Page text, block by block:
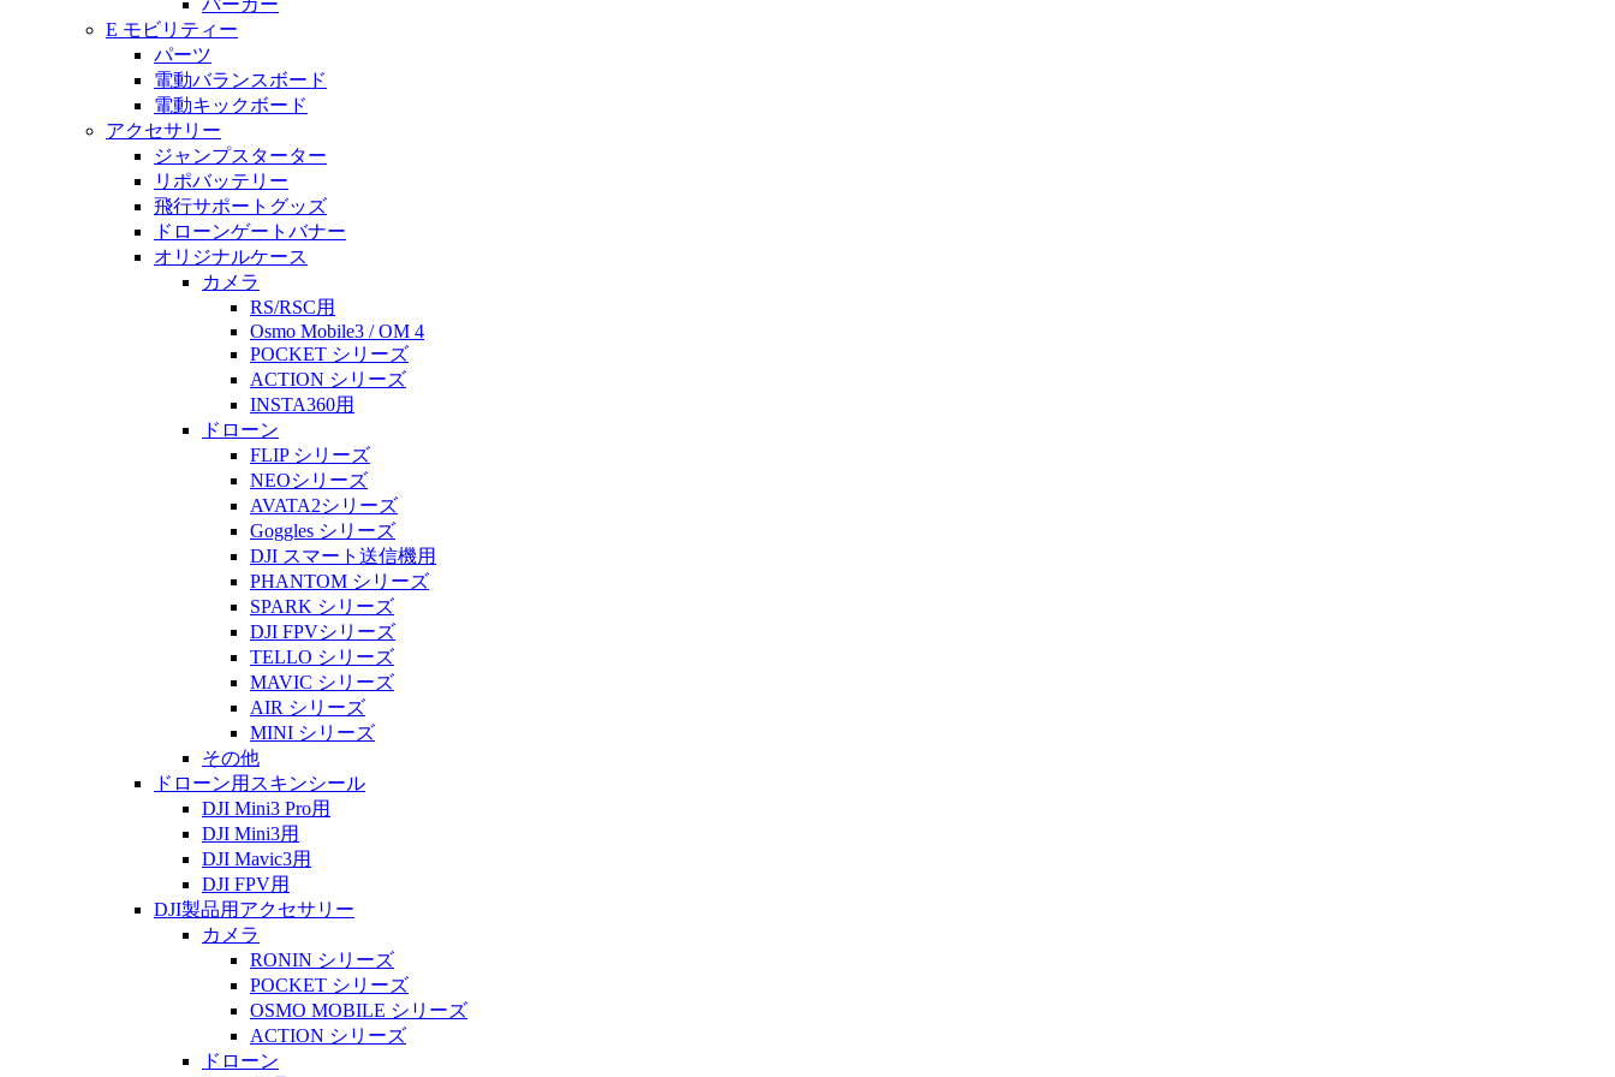
パーカー
E モビリティー
パーツ
電動バランスボード
電動キックボード
アクセサリー
ジャンプスターター
リポバッテリー
飛行サポートグッズ
ドローンゲートバナー
オリジナルケース
カメラ
RS/RSC用
Osmo Mobile3 / OM 4
POCKET シリーズ
ACTION シリーズ
INSTA360用
ドローン
FLIP シリーズ
NEOシリーズ
AVATA2シリーズ
Goggles シリーズ
DJI スマート送信機用
PHANTOM シリーズ
SPARK シリーズ
DJI FPVシリーズ
TELLO シリーズ
MAVIC シリーズ
AIR シリーズ
MINI シリーズ
その他
ドローン用スキンシール
DJI Mini3 Pro用
DJI Mini3用
DJI Mavic3用
DJI FPV用
DJI製品用アクセサリー
カメラ
RONIN シリーズ
POCKET シリーズ
OSMO MOBILE シリーズ
ACTION シリーズ
ドローン